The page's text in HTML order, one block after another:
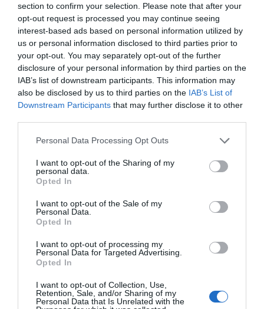
section to confirm your selection. Please note that after your
opt-out request is processed you may continue seeing
interest-based ads based on personal information utilized by
us or personal information disclosed to third parties prior to
your opt-out. You may separately opt-out of the further
disclosure of your personal information by third parties on the
IAB’s list of downstream participants. This information may
also be disclosed by us to third parties on the IAB’s List of
Downstream Participants that may further disclose it to other
Personal Data Processing Opt Outs
I want to opt-out of the Sharing of my
personal data.
Opted In
I want to opt-out of the Sale of my
Personal Data.
Opted In
I want to opt-out of processing my
Personal Data for Targeted Advertising.
Opted In
I want to opt-out of Collection, Use,
Retention, Sale, and/or Sharing of my
Personal Data that Is Unrelated with the